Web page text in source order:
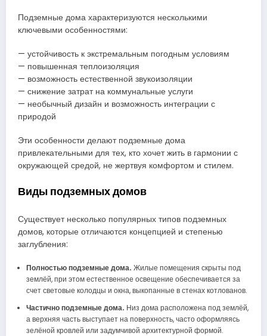
Подземные дома характеризуются несколькими
ключевыми особенностями:
— устойчивость к экстремальным погодным условиям
— повышенная теплоизоляция
— возможность естественной звукоизоляции
— снижение затрат на коммунальные услуги
— необычный дизайн и возможность интеграции с
природой
Эти особенности делают подземные дома
привлекательными для тех, кто хочет жить в гармонии с
окружающей средой, не жертвуя комфортом и стилем.
Виды подземных домов
Существует несколько популярных типов подземных
домов, которые отличаются концепцией и степенью
заглубления:
Полностью подземные дома. Жилые помещения скрыты под
землёй, при этом естественное освещение обеспечивается за
счет световые колодцы и окна, выкопанные в стенах котлованов.
Частично подземные дома. Низ дома расположена под землёй,
а верхняя часть выступает на поверхность, часто оформляясь
зелёной кровлей или задумчивой архитектурной формой.